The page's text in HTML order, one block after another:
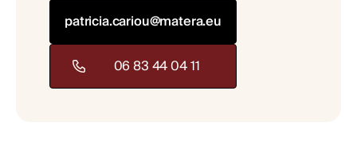
patricia.cariou@matera.eu
06 83 44 04 11